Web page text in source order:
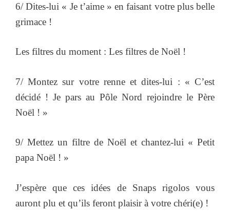
6/ Dites-lui « Je t’aime » en faisant votre plus belle
grimace !
Les filtres du moment : Les filtres de Noël !
7/ Montez sur votre renne et dites-lui : « C’est
décidé ! Je pars au Pôle Nord rejoindre le Père
Noël ! »
9/ Mettez un filtre de Noël et chantez-lui « Petit
papa Noël ! »
J’espère que ces idées de Snaps rigolos vous
auront plu et qu’ils feront plaisir à votre chéri(e) !